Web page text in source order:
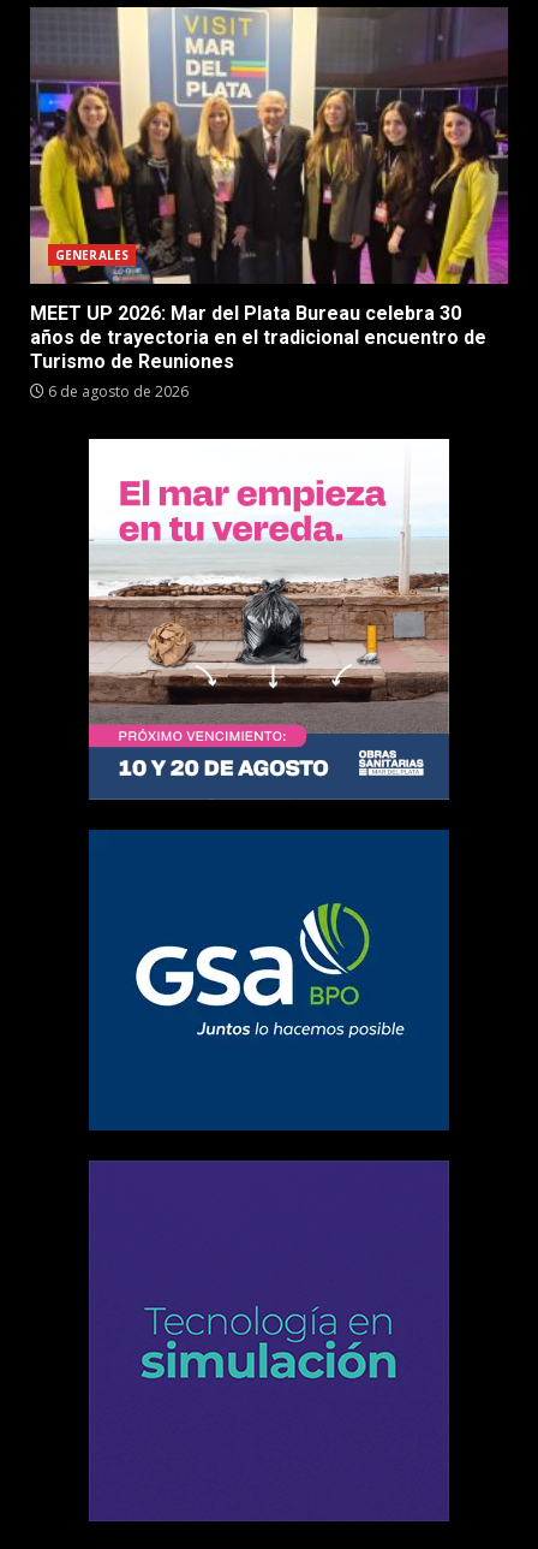
GENERALES
MEET UP 2026: Mar del Plata Bureau celebra 30
años de trayectoria en el tradicional encuentro de
Turismo de Reuniones
6 de agosto de 2026